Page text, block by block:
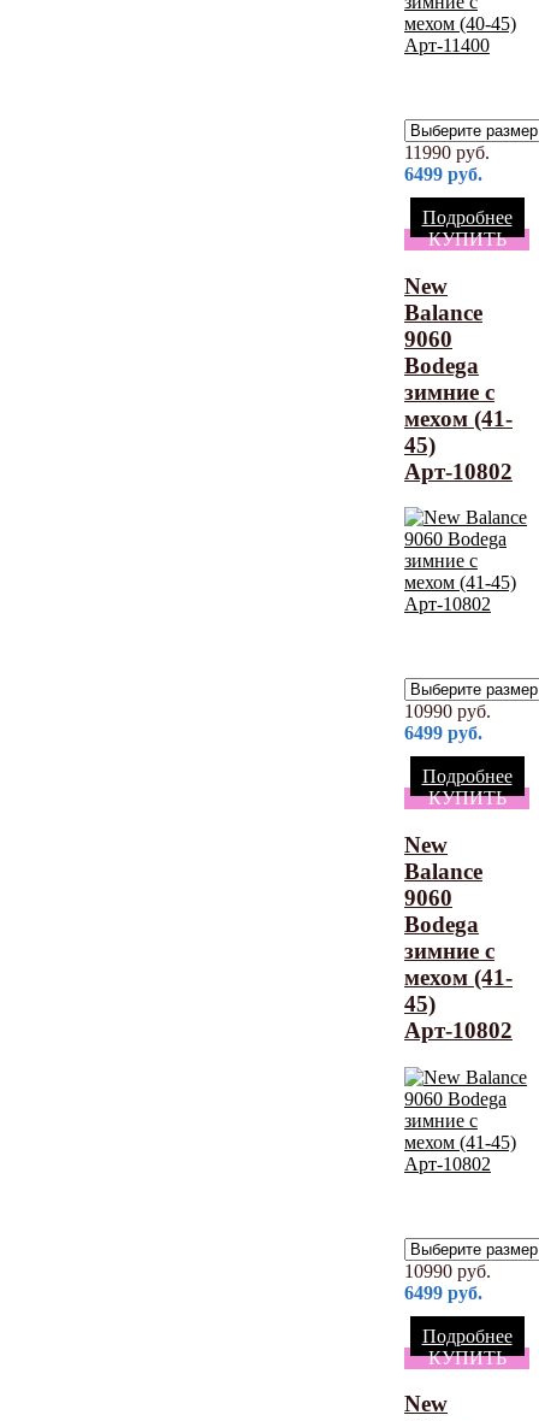
11990 руб.
6499 руб.
Подробнее
КУПИТЬ
New
Balance
9060
Bodega
зимние с
мехом (41-
45)
Арт-10802
10990 руб.
6499 руб.
Подробнее
КУПИТЬ
New
Balance
9060
Bodega
зимние с
мехом (41-
45)
Арт-10802
10990 руб.
6499 руб.
Подробнее
КУПИТЬ
New